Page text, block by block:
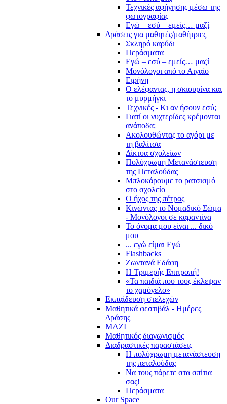
Τεχνικές αφήγησης μέσω της
φωτογραφίας
Εγώ – εσύ – εμείς… μαζί
Δράσεις για μαθητές/μαθήτριες
Σκληρό καρύδι
Περάσματα
Εγώ – εσύ – εμείς… μαζί
Μονόλογοι από το Αιγαίο
Ειρήνη
Ο ελέφαντας, η σκιουρίνα και
το μυρμήγκι
Τεχνικές - Κι αν ήσουν εσύ;
Γιατί οι νυχτερίδες κρέμονται
ανάποδα;
Ακολουθώντας το αγόρι με
τη βαλίτσα
Δίκτυα σχολείων
Πολύχρωμη Μετανάστευση
της Πεταλούδας
Μπλοκάρουμε το ρατσισμό
στο σχολείο
Ο ήχος της πέτρας
Κινώντας το Νομαδικό Σώμα
- Μονόλογοι σε καραντίνα
Το όνομα μου είναι ... δικό
μου
... εγώ είμαι Εγώ
Flashbacks
Ζωντανά Εδάφη
Η Τριμερής Επιτροπή!
«Τα παιδιά που τους έκλεψαν
το χαμόγελο»
Εκπαίδευση στελεχών
Μαθητικά φεστιβάλ - Ημέρες
Δράσης
ΜΑΖΙ
Μαθητικός διαγωνισμός
Διαδραστικές παραστάσεις
Η πολύχρωμη μετανάστευση
της πεταλούδας
Να τους πάρετε στα σπίτια
σας!
Περάσματα
Our Space